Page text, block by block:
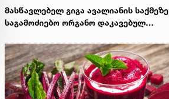
მასწავლებელ გიგა ავალიანის საქმეზე
საგამოძიებო ორგანო დაკავებულ
ანასტასია ბერუაშვილს 30 დღის
განმავლობაში ფარულად უსმენდა